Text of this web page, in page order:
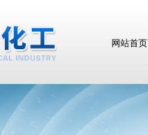
网站首页